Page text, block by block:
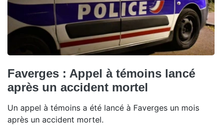
Faverges : Appel à témoins lancé
après un accident mortel
Un appel à témoins a été lancé à Faverges un mois
après un accident mortel.